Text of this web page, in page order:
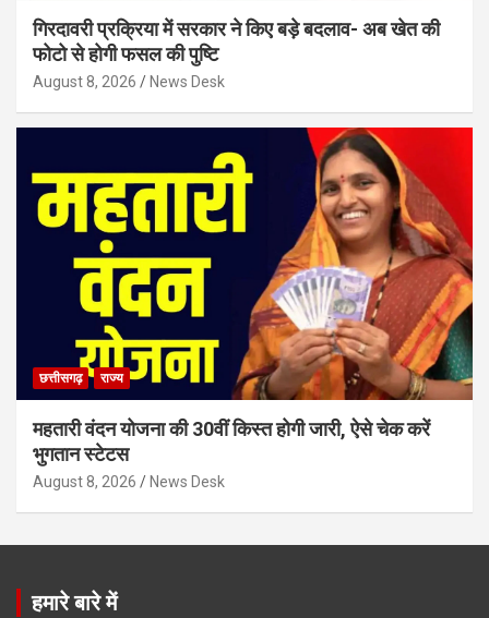
गिरदावरी प्रक्रिया में सरकार ने किए बड़े बदलाव- अब खेत की
फोटो से होगी फसल की पुष्टि
August 8, 2026 News Desk
छत्तीसगढ़ राज्य
महतारी वंदन योजना की 30वीं किस्त होगी जारी, ऐसे चेक करें
भुगतान स्टेटस
August 8, 2026 News Desk
हमारे बारे में